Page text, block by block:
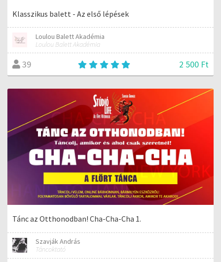
Klasszikus balett - Az első lépések
Loulou Balett Akadémia
Loulou Balett Akadémia
39 2 500 Ft
Tánc az Otthonodban! Cha-Cha-Cha 1.
Szavják András
Táncoktató